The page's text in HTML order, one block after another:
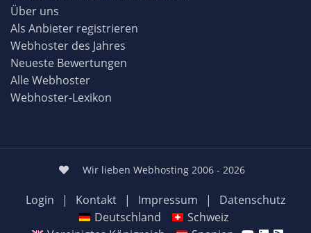
Über uns
Als Anbieter registrieren
Webhoster des Jahres
Neueste Bewertungen
Alle Webhoster
Webhoster-Lexikon
Wir lieben Webhosting 2006 - 2026
Login | Kontakt | Impressum |
Datenschutz
Deutschland
Schweiz